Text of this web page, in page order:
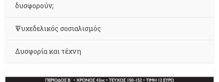
δυσφορούν;
Ψυχεδελικός σοσιαλισμός
Δυσφορία και τέχνη